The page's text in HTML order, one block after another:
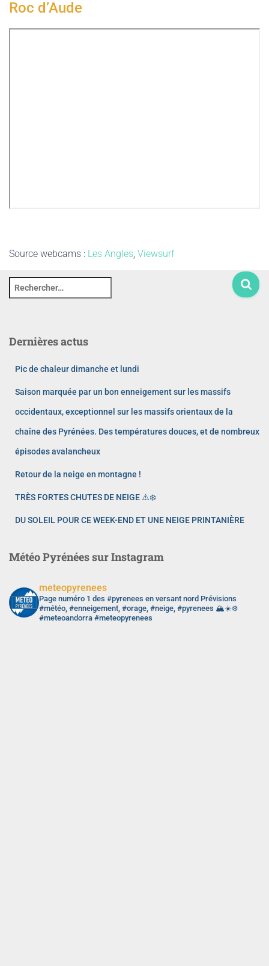
Roc d’Aude
Source webcams : Les Angles, Viewsurf
Dernières actus
Pic de chaleur dimanche et lundi
Saison marquée par un bon enneigement sur les massifs
occidentaux, exceptionnel sur les massifs orientaux de la
chaîne des Pyrénées. Des températures douces, et de nombreux
épisodes avalancheux
Retour de la neige en montagne !
TRÈS FORTES CHUTES DE NEIGE ⚠️❄️
DU SOLEIL POUR CE WEEK-END ET UNE NEIGE PRINTANIÈRE
Météo Pyrénées sur Instagram
meteopyrenees
Page numéro 1 des #pyrenees en versant nord Prévisions
#météo, #enneigement, #orage, #neige, #pyrenees 🏔️☀️❄️
#meteoandorra #meteopyrenees